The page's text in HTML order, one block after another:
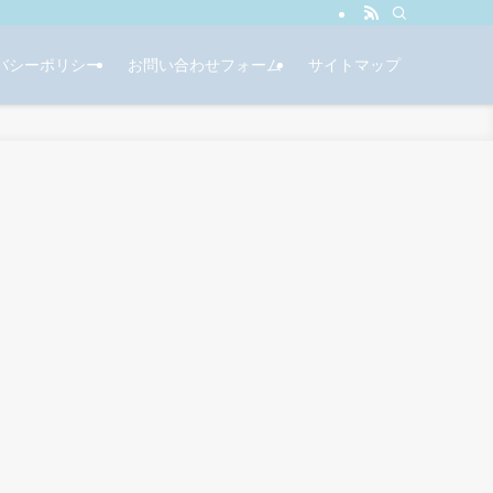
シーポリシー お問い合わせフォーム サイトマップ